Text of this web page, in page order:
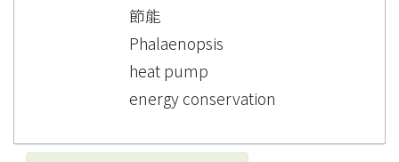
節能
Phalaenopsis
heat pump
energy conservation